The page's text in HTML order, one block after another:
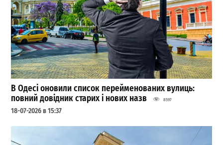
В Одесі оновили список перейменованих вулиць:
повний довідник старих і нових назв
8597
18-07-2026 в 15:37